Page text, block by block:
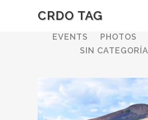
CRDO TAG
ALL WINERIES
EVENTS
PHOTOS
SIN CATEGORÍA